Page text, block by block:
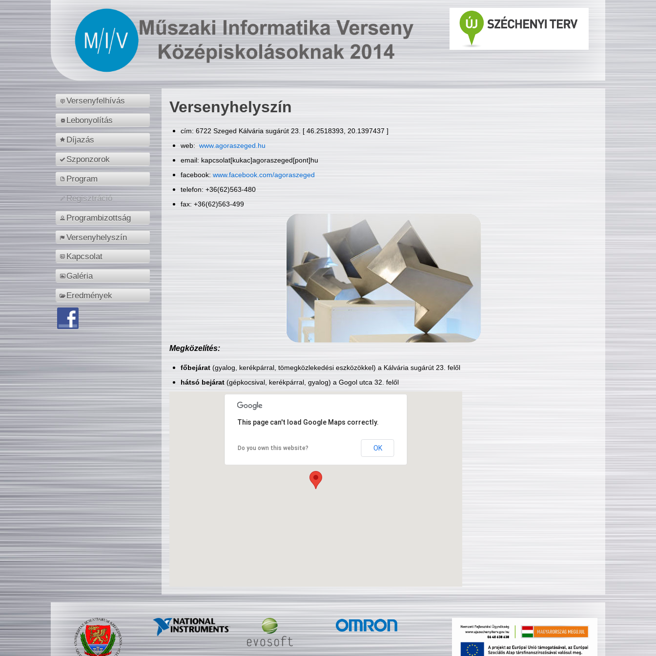
Versenyfelhívás
Lebonyolítás
Díjazás
Szponzorok
Program
Regisztráció
Programbizottság
Versenyhelyszín
Kapcsolat
Galéria
Eredmények
Versenyhelyszín
cím: 6722 Szeged Kálvária sugárút 23. [ 46.2518393, 20.1397437 ]
web: www.agoraszeged.hu
email: kapcsolat[kukac]agoraszeged[pont]hu
facebook: www.facebook.com/agoraszeged
telefon: +36(62)563-480
fax: +36(62)563-499
Megközelítés:
főbejárat(gyalog, kerékpárral, tömegközlekedési eszközökkel) a Kálvária sugárút 23. felől
hátsó bejárat(gépkocsival, kerékpárral, gyalog) a Gogol utca 32. felől
This page can't load Google Maps correctly.
Do you own this website? OK